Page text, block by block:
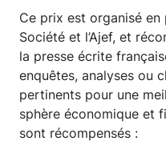
Ce prix est organisé
Société et l’Ajef, et
la presse écrite
enquêtes, analyses ou
pertinents pour une
sphère économique et
sont récompensés :